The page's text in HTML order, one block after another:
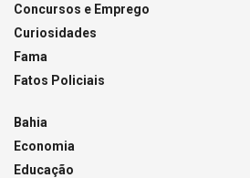
Concursos e Emprego
Curiosidades
Fama
Fatos Policiais
Bahia
Economia
Educação